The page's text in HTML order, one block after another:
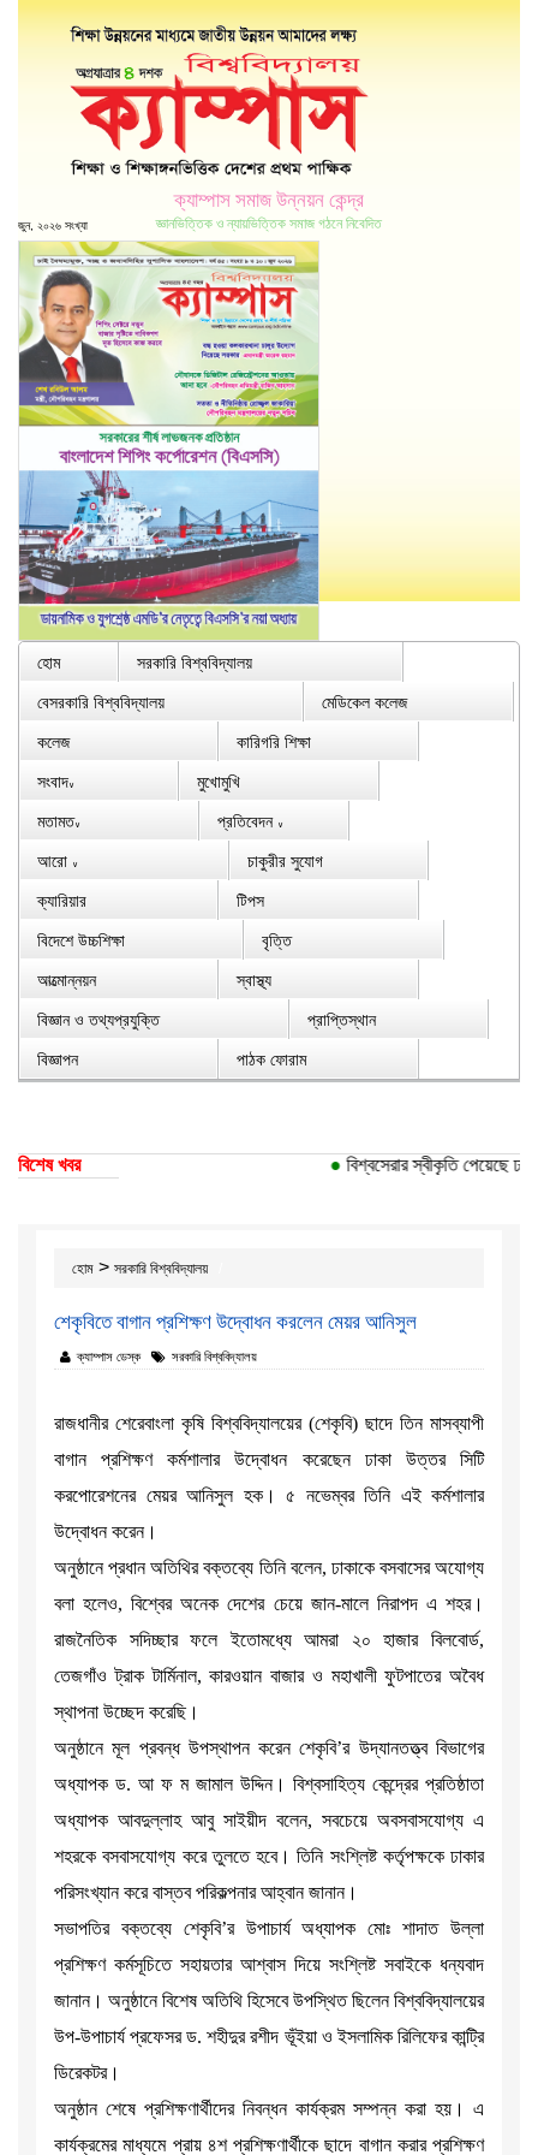
ক্যাম্পাস সমাজ উন্নয়ন কেন্দ্র
জ্ঞানভিত্তিক ও ন্যায়ভিত্তিক সমাজ গঠনে নিবেদিত
জুন, ২০২৬ সংখ্যা
হোম
সরকারি বিশ্ববিদ্যালয়
বেসরকারি বিশ্ববিদ্যালয়
মেডিকেল কলেজ
কলেজ
কারিগরি শিক্ষা
সংবাদ∨
মুখোমুখি
মতামত∨ প্রতিবেদন ∨
আরো ∨
চাকুরীর সুযোগ
ক্যারিয়ার
টিপস
বিদেশে উচ্চশিক্ষা
বৃত্তি
আত্মোন্নয়ন
স্বাস্থ্য
বিজ্ঞান ও তথ্যপ্রযুক্তি
প্রাপ্তিস্থান
বিজ্ঞাপন
পাঠক ফোরাম
বিশেষ খবর ●বিশ্বসেরার স্বীকৃতি পেয়েছে ঢাকা
হোম > সরকারি বিশ্ববিদ্যালয়
শেকৃবিতে বাগান প্রশিক্ষণ উদ্বোধন করলেন মেয়র আনিসুল
ক্যাম্পাস ডেস্ক সরকারি বিশ্ববিদ্যালয়
রাজধানীর শেরেবাংলা কৃষি বিশ্ববিদ্যালয়ের (শেকৃবি) ছাদে তিন মাসব্যাপী
বাগান প্রশিক্ষণ কর্মশালার উদ্বোধন করেছেন ঢাকা উত্তর সিটি
করপোরেশনের মেয়র আনিসুল হক। ৫ নভেম্বর তিনি এই কর্মশালার
উদ্বোধন করেন।
অনুষ্ঠানে প্রধান অতিথির বক্তব্যে তিনি বলেন, ঢাকাকে বসবাসের অযোগ্য
বলা হলেও, বিশ্বের অনেক দেশের চেয়ে জান-মালে নিরাপদ এ শহর।
রাজনৈতিক সদিচ্ছার ফলে ইতোমধ্যে আমরা ২০ হাজার বিলবোর্ড,
তেজগাঁও ট্রাক টার্মিনাল, কারওয়ান বাজার ও মহাখালী ফুটপাতের অবৈধ
স্থাপনা উচ্ছেদ করেছি।
অনুষ্ঠানে মূল প্রবন্ধ উপস্থাপন করেন শেকৃবি’র উদ্যানতত্ত্ব বিভাগের
অধ্যাপক ড. আ ফ ম জামাল উদ্দিন। বিশ্বসাহিত্য কেন্দ্রের প্রতিষ্ঠাতা
অধ্যাপক আবদুল্লাহ আবু সাইয়ীদ বলেন, সবচেয়ে অবসবাসযোগ্য এ
শহরকে বসবাসযোগ্য করে তুলতে হবে। তিনি সংশ্লিষ্ট কর্তৃপক্ষকে ঢাকার
পরিসংখ্যান করে বাস্তব পরিকল্পনার আহ্বান জানান।
সভাপতির বক্তব্যে শেকৃবি’র উপাচার্য অধ্যাপক মোঃ শাদাত উল্লা
প্রশিক্ষণ কর্মসূচিতে সহায়তার আশ্বাস দিয়ে সংশ্লিষ্ট সবাইকে ধন্যবাদ
জানান। অনুষ্ঠানে বিশেষ অতিথি হিসেবে উপস্থিত ছিলেন বিশ্ববিদ্যালয়ের
উপ-উপাচার্য প্রফেসর ড. শহীদুর রশীদ ভূঁইয়া ও ইসলামিক রিলিফের কান্ট্রি
ডিরেকটর।
অনুষ্ঠান শেষে প্রশিক্ষণার্থীদের নিবন্ধন কার্যক্রম সম্পন্ন করা হয়। এ
কার্যক্রমের মাধ্যমে প্রায় ৪শ প্রশিক্ষণার্থীকে ছাদে বাগান করার প্রশিক্ষণ